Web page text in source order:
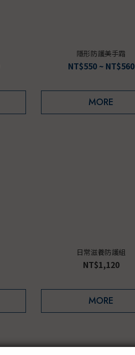
隱形防護美手霜
NT$550 ~ NT$560
MORE
日常滋養防護組
NT$1,120
MORE